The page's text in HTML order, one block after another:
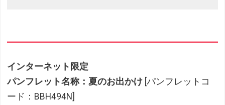
インターネット限定
パンフレット名称：夏のお出かけ [パンフレットコ
ード：BBH494N]